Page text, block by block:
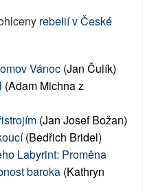
rebelií v České
Vánoc (Jan Čulík)
(Adam Michna z
(Jan Josef Božan)
(Bedřich Bridel)
Labyrint: Proměna
baroka(Kathryn